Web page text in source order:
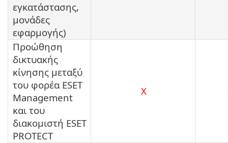
εγκατάστασης,
μονάδες
εφαρμογής)
Προώθηση
δικτυακής
κίνησης μεταξύ
του φορέα ESET
Management
και του
διακομιστή ESET
PROTECT
X